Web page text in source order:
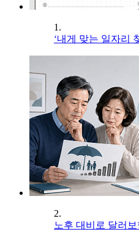
1.
‘내게 맞는 일자리
2.
노후 대비로 달러